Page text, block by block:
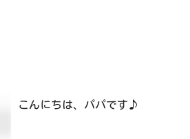
こんにちは、パパです♪